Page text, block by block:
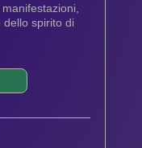
dello spirito di